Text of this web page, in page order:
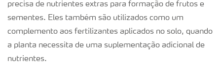
precisa de nutrientes extras para formação de frutos e
sementes. Eles também são utilizados como um
complemento aos fertilizantes aplicados no solo, quando
a planta necessita de uma suplementação adicional de
nutrientes.